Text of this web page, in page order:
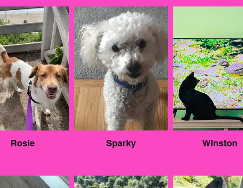
Rosie Sparky Winston